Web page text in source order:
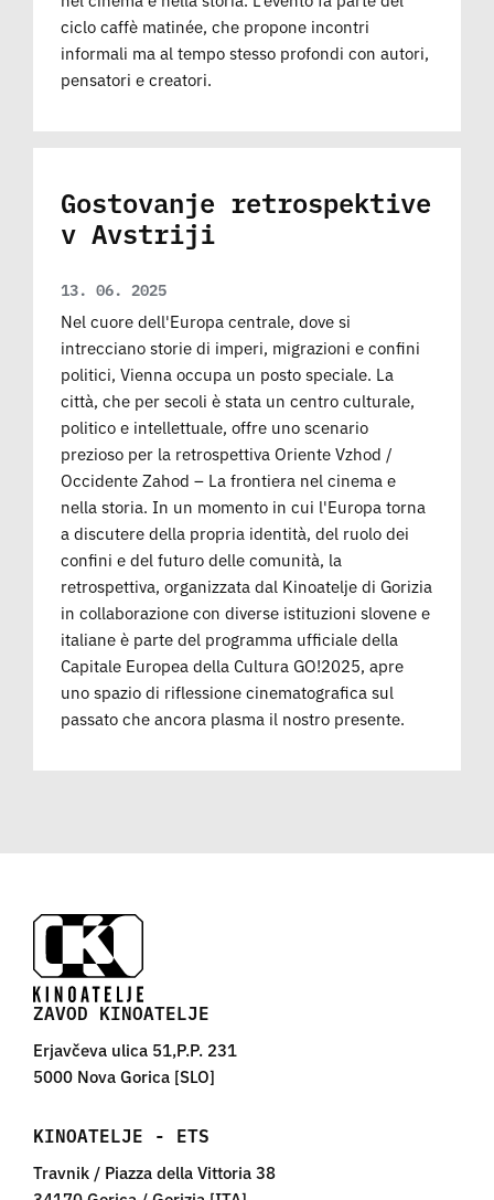
ciclo caffè matinée, che propone incontri
informali ma al tempo stesso profondi con autori,
pensatori e creatori.
Gostovanje retrospektive
v Avstriji
13. 06. 2025
Nel cuore dell'Europa centrale, dove si
intrecciano storie di imperi, migrazioni e confini
politici, Vienna occupa un posto speciale. La
città, che per secoli è stata un centro culturale,
politico e intellettuale, offre uno scenario
prezioso per la retrospettiva Oriente Vzhod /
Occidente Zahod – La frontiera nel cinema e
nella storia. In un momento in cui l'Europa torna
a discutere della propria identità, del ruolo dei
confini e del futuro delle comunità, la
retrospettiva, organizzata dal Kinoatelje di Gorizia
in collaborazione con diverse istituzioni slovene e
italiane è parte del programma ufficiale della
Capitale Europea della Cultura GO!2025, apre
uno spazio di riflessione cinematografica sul
passato che ancora plasma il nostro presente.
ZAVOD KINOATELJE
Erjavčeva ulica 51,P.P. 231
5000 Nova Gorica [SLO]
KINOATELJE - ETS
Travnik / Piazza della Vittoria 38